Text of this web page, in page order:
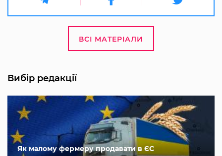
ВСІ МАТЕРІАЛИ
Вибір редакції
Як малому фермеру продавати в ЄС